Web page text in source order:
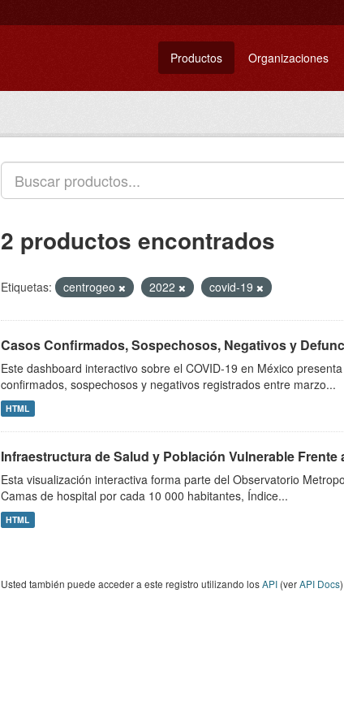
Productos Organizaciones
2 productos encontrados
Etiquetas: centrogeo 2022 covid-19
Casos Confirmados, Sospechosos, Negativos y
Este dashboard interactivo sobre el COVID-19 en México
confirmados, sospechosos y negativos registrados entre marzo...
HTML
Infraestructura de Salud y Población Vulnerable Frente
Esta visualización interactiva forma parte del Observatorio
Camas de hospital por cada 10 000 habitantes, Índice...
HTML
Usted también puede acceder a este registro utilizando losAPI (verAPI Docs).